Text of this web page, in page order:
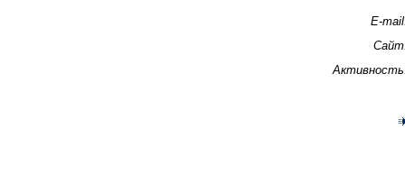
E-